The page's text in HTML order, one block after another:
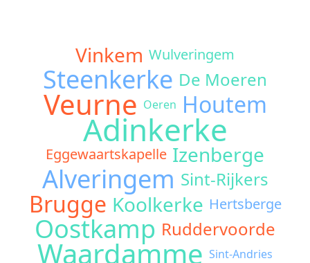
Vinkem Wulveringem
Steenkerke De Moeren
Veurne Oeren Houtem
Adinkerke
Eggewaartskapelle Izenberge
Alveringem Sint-Rijkers
Brugge Koolkerke Hertsberge
Oostkamp Ruddervoorde
Waardamme Sint-Andries